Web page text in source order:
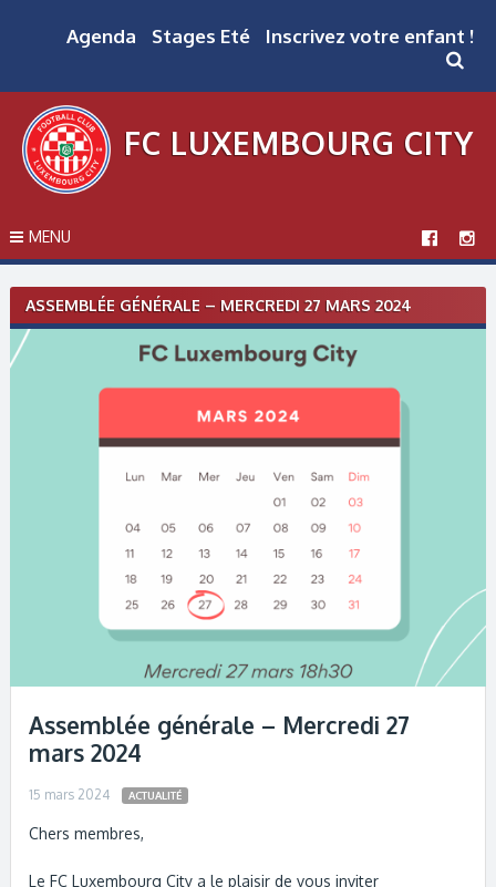
Agenda Stages Eté Inscrivez votre enfant !
FC LUXEMBOURG CITY
MENU
ASSEMBLÉE GÉNÉRALE – MERCREDI 27 MARS 2024
Assemblée générale – Mercredi 27
mars 2024
15 mars 2024 ACTUALITÉ
Chers membres,
Le FC Luxembourg City a le plaisir de vous inviter
Post
navigation